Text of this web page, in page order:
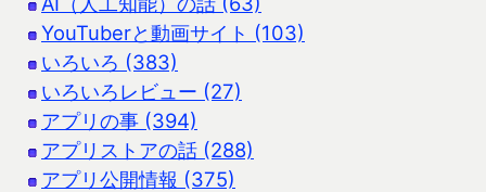
YouTuberと動画サイト (103)
いろいろ (383)
いろいろレビュー (27)
アプリの事 (394)
アプリストアの話 (288)
アプリ公開情報 (375)